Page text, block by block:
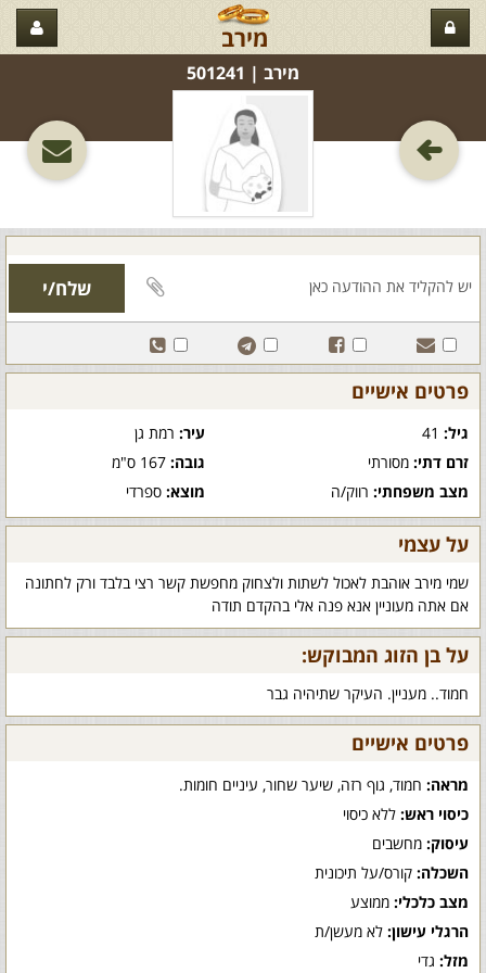
מירב
מירב‏ | 501241
פרטים אישיים
גיל: עיר:רמת גן
זרם דתי: מסורתי גובה:167 ס"מ
מצב משפחתי: רווק/ה מוצא:ספרדי
על עצמי
שמי מירב אוהבת לאכול לשתות ולצחוק מחפשת קשר רצי בלבד ורק לחתונה
אם אתה מעוניין אנא פנה אלי בהקדם תודה
על בן הזוג המבוקש:
חמוד.. מעניין. העיקר שתיהיה גבר
פרטים אישיים
מראה: חמוד, גוף רזה, שיער שחור, עיניים חומות.
כיסוי ראש: ללא כיסוי
עיסוק: מחשבים
השכלה: קורס/על תיכונית
מצב כלכלי: ממוצע
הרגלי עישון: לא מעשן/ת
מזל: גדי